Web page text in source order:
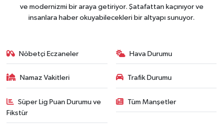
ve modernizmi bir araya getiriyor. Şatafattan kaçınıyor ve
insanlara haber okuyabilecekleri bir altyapı sunuyor.
Nöbetçi Eczaneler Hava Durumu
Namaz Vakitleri Trafik Durumu
Süper Lig Puan Durumu ve
Fikstür
Tüm Manşetler